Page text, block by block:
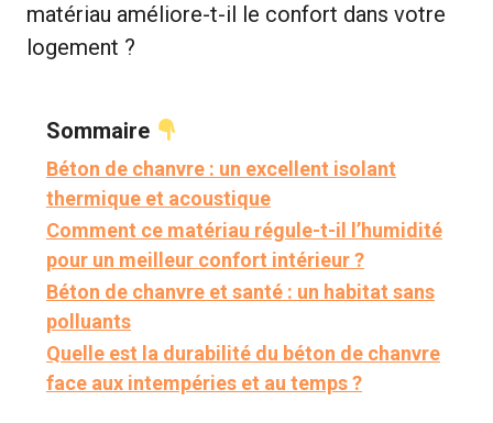
matériau améliore-t-il le confort dans votre
logement ?
Sommaire
Béton de chanvre : un excellent isolant
thermique et acoustique
Comment ce matériau régule-t-il l’humidité
pour un meilleur confort intérieur ?
Béton de chanvre et santé : un habitat sans
polluants
Quelle est la durabilité du béton de chanvre
face aux intempéries et au temps ?